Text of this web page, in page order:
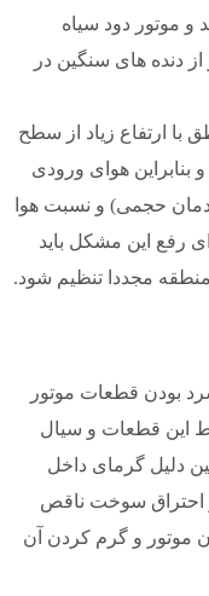
موتور دود سیاه
دنده های سنگین در
با ارتفاع زیاد از سطح
هوای ورودی
حجمی) و نسبت هوا
رفع این مشکل باید
مجددا تنظیم شود.
بودن قطعات موتور
این قطعات و سیال
دلیل گرمای داخل
احتراق سوخت ناقص
موتور و گرم کردن آن